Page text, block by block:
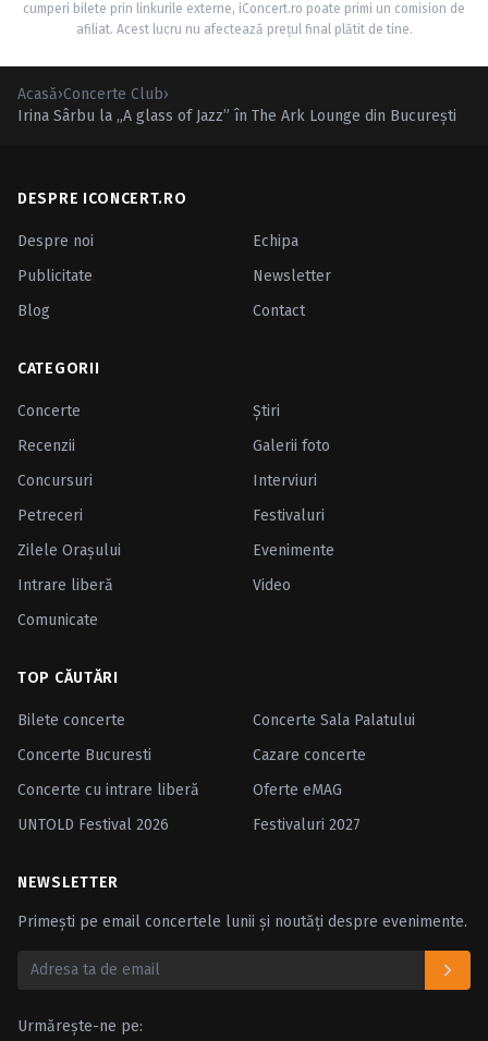
cumperi bilete prin linkurile externe, iConcert.ro poate primi un comision de
afiliat. Acest lucru nu afectează prețul final plătit de tine.
Acasă›Concerte Club›
Irina Sârbu la „A glass of Jazz” în The Ark Lounge din Bucureşti
DESPRE ICONCERT.RO
Despre noi
Echipa
Publicitate
Newsletter
Blog
Contact
CATEGORII
Concerte
Ştiri
Recenzii
Galerii foto
Concursuri
Interviuri
Petreceri
Festivaluri
Zilele Oraşului
Evenimente
Intrare liberă
Video
Comunicate
TOP CĂUTĂRI
Bilete concerte
Concerte Sala Palatului
Concerte Bucuresti
Cazare concerte
Concerte cu intrare liberă
Oferte eMAG
UNTOLD Festival 2026
Festivaluri 2027
NEWSLETTER
Primești pe email concertele lunii și noutăți despre evenimente.
Urmărește-ne pe: